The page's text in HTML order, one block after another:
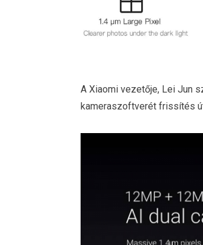
A Xiaomi vezetője, Lei Jun
kameraszoftverét frissítés